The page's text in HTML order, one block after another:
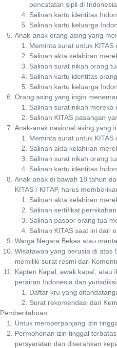
pencatatan sipil di
Salinan kartu identitas
Salinan kartu keluarga
Anak-anak orang asing yang
Meminta surat untuk
Salinan akta kelahiran
Salinan surat nikah orang
Salinan kartu identitas
Salinan kartu keluarga
Orang asing yang ingin
Salinan surat nikah
Salinan KITAS pasangan
Anak-anak nasional asing yang
Meminta surat untuk
Salinan akta kelahiran
Salinan surat nikah orang
Salinan kartu identitas
Anak-anak di bawah 18 tahun
KITAS / KITAP, harus
Salinan akta kelahiran
Salinan sertifikat
Salinan paspor orang tua
Salinan KITAS saat ini dari
Warga Negara Bekas atau
Wisatawan yang berusia di atas
memiliki surat resmi dari
Kapten Kapal, awak kapal, atau
perairan Indonesia dan
Daftar kru yang
Surat rekomendasi dari
Pemberitahuan:
Untuk memperpanjang izin
Permohonan izin tinggal
persyaratan dan diserahkan